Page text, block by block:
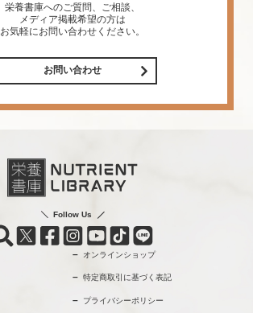
栄養書庫へのご質問、ご相談、
メディア掲載希望の方は
お気軽にお問い合わせください。
お問い合わせ
Follow Us
オンラインショップ
特定商取引に基づく表記
プライバシーポリシー